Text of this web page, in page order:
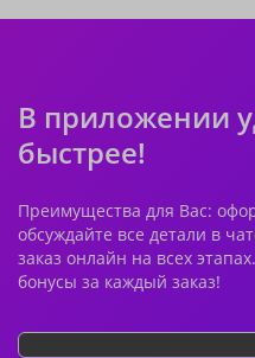
В приложении
быстрее!
Преимущества для Вас:
обсуждайте все детали в
заказ онлайн на всех
бонусы за каждый заказ!